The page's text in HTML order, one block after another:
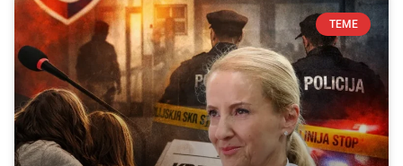
TEME